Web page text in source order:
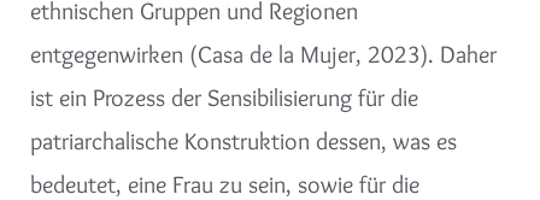
ethnischen Gruppen und Regionen
entgegenwirken (Casa de la Mujer, 2023). Daher
ist ein Prozess der Sensibilisierung für die
patriarchalische Konstruktion dessen, was es
bedeutet, eine Frau zu sein, sowie für die